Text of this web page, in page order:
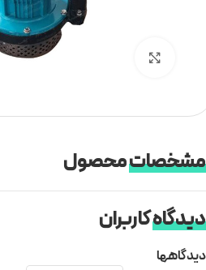
برای بزرگنمایی کلیک کنید
مشخصاتمحصول
دیدگاهکاربران
دیدگاهها